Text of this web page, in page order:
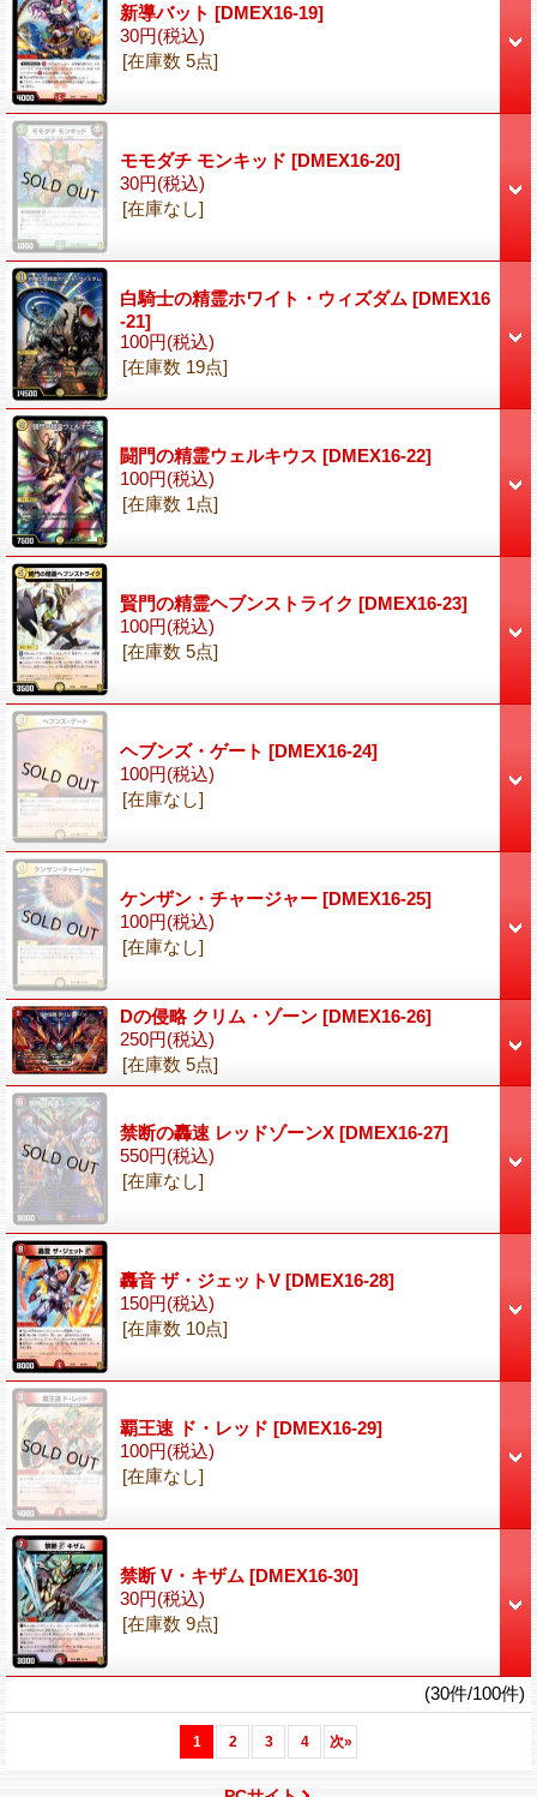
新導バット [DMEX16-19]
30円(税込)
[在庫数 5点]
モモダチ モンキッド [DMEX16-20]
30円(税込)
[在庫なし]
白騎士の精霊ホワイト・ウィズダム [DMEX16
-21]
100円(税込)
[在庫数 19点]
闘門の精霊ウェルキウス [DMEX16-22]
100円(税込)
[在庫数 1点]
賢門の精霊ヘブンストライク [DMEX16-23]
100円(税込)
[在庫数 5点]
ヘブンズ・ゲート [DMEX16-24]
100円(税込)
[在庫なし]
ケンザン・チャージャー [DMEX16-25]
100円(税込)
[在庫なし]
Dの侵略 クリム・ゾーン [DMEX16-26]
250円(税込)
[在庫数 5点]
禁断の轟速 レッドゾーンX [DMEX16-27]
550円(税込)
[在庫なし]
轟音 ザ・ジェットV [DMEX16-28]
150円(税込)
[在庫数 10点]
覇王速 ド・レッド [DMEX16-29]
100円(税込)
[在庫なし]
禁断 V・キザム [DMEX16-30]
30円(税込)
[在庫数 9点]
(30件/100件)
1 2 3 4 次»